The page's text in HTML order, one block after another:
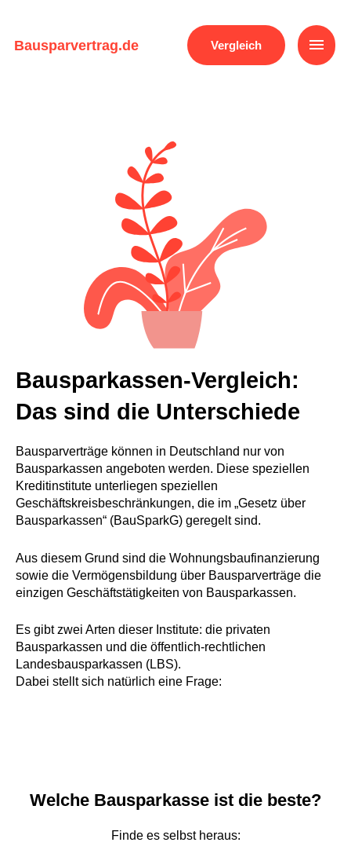
springen
Bausparvertrag.de Vergleich
Bausparkassen-Vergleich:
Das sind die Unterschiede
Bausparverträge können in Deutschland nur von
Bausparkassen angeboten werden. Diese speziellen
Kreditinstitute unterliegen speziellen
Geschäftskreisbeschränkungen, die im „Gesetz über
Bausparkassen“ (BauSparkG) geregelt sind.
Aus diesem Grund sind die Wohnungsbaufinanzierung
sowie die Vermögensbildung über Bausparverträge die
einzigen Geschäftstätigkeiten von Bausparkassen.
Es gibt zwei Arten dieser Institute: die privaten
Bausparkassen und die öffentlich-rechtlichen
Landesbausparkassen (LBS).
Dabei stellt sich natürlich eine Frage:
Welche Bausparkasse ist die beste?
Finde es selbst heraus: